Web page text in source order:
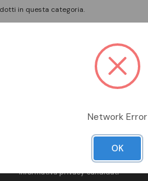
in questa categoria.
Informazioni legali
Condizioni generali di vendita
Informativa privacy candidati
Network Error
OK